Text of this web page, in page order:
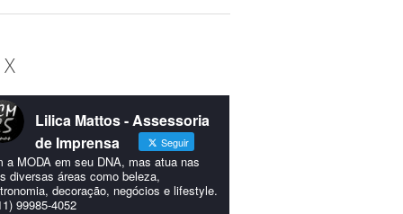
Lilica Mattos - Assessoria
de Imprensa
Seguir
a MODA em seu DNA, mas atua nas
diversas áreas como beleza,
decoração, negócios e lifestyle.
99985-4052